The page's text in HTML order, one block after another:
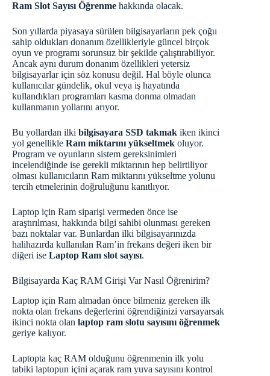
Ram Slot Sayısı Öğrenme hakkında olacak.
Son yıllarda piyasaya sürülen bilgisayarların pek çoğu
sahip oldukları donanım özellikleriyle güncel birçok
oyun ve programı sorunsuz bir şekilde çalıştırabiliyor.
Ancak aynı durum donanım özellikleri yetersiz
bilgisayarlar için söz konusu değil. Hal böyle olunca
kullanıcılar gündelik, okul veya iş hayatında
kullandıkları programları kasma donma olmadan
kullanmanın yollarını arıyor.
Bu yollardan ilki bilgisayara SSD takmak iken ikinci
yol genellikle Ram miktarını yükseltmek oluyor.
Program ve oyunların sistem gereksinimleri
incelendiğinde ise gerekli miktarının hep belirtiliyor
olması kullanıcıların Ram miktarını yükseltme yolunu
tercih etmelerinin doğruluğunu kanıtlıyor.
Laptop için Ram siparişi vermeden önce ise
araştırılması, hakkında bilgi sahibi olunması gereken
bazı noktalar var. Bunlardan ilki bilgisayarınızda
halihazırda kullanılan Ram’in frekans değeri iken bir
diğeri ise Laptop Ram slot sayısı.
Bilgisayarda Kaç RAM Girişi Var Nasıl Öğrenirim?
Laptop için Ram almadan önce bilmeniz gereken ilk
nokta olan frekans değerlerini öğrendiğinizi varsayarsak
ikinci nokta olan laptop ram slotu sayısını öğrenmek
geriye kalıyor.
Laptopta kaç RAM olduğunu öğrenmenin ilk yolu
tabiki laptopun içini açarak ram yuva sayısını kontrol